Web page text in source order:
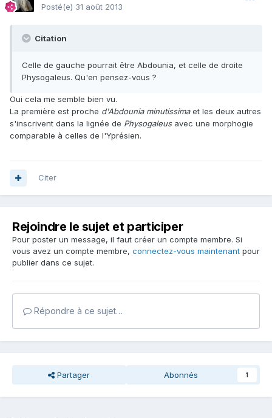
Posté(e) 31 août 2013
Citation
Celle de gauche pourrait être Abdounia, et celle de droite
Physogaleus. Qu'en pensez-vous ?
Oui cela me semble bien vu.
La première est proche d'Abdounia minutissimaet les deux autres
s'inscrivent dans la lignée de Physogaleus avec une morphogie
comparable à celles de l'Yprésien.
Citer
Rejoindre le sujet et participer
Pour poster un message, il faut créer un compte membre. Si
vous avez un compte membre, connectez-vous maintenant pour
publier dans ce sujet.
Répondre à ce sujet…
Partager Abonnés 1